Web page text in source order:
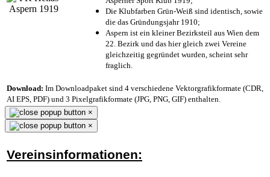
Die Klubfarben Grün-Weiß sind identisch, sowie
die das Gründungsjahr 1910;
Aspern ist ein kleiner Bezirksteil aus Wien dem
22. Bezirk und das hier gleich zwei Vereine
gleichzeitig gegründet wurden, scheint sehr
fraglich.
Download: Im Downloadpaket sind 4 verschiedene Vektorgrafikformate (CDR,
AI EPS, PDF) und 3 Pixelgrafikformate (JPG, PNG, GIF) enthalten.
×
×
Vereinsinformationen: